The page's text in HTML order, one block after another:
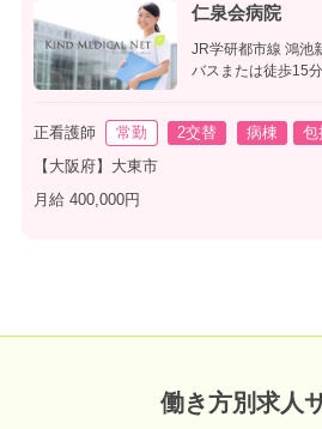
仁泉会病院
JR学研都市線 鴻池
バスまたは徒歩15分
正看護師 常勤 2交替 病棟
包
【大阪府】大東市
月給 400,000円
働き方別求人